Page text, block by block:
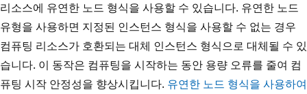
리소스에 유연한 노드 형식을 사용할 수 있습니다. 유연한 노드
유형을 사용하면 지정된 인스턴스 형식을 사용할 수 없는 경우
컴퓨팅 리소스가 호환되는 대체 인스턴스 형식으로 대체될 수 있
습니다. 이 동작은 컴퓨팅을 시작하는 동안 용량 오류를 줄여 컴
퓨팅 시작 안정성을 향상시킵니다. 유연한 노드 형식을 사용하여